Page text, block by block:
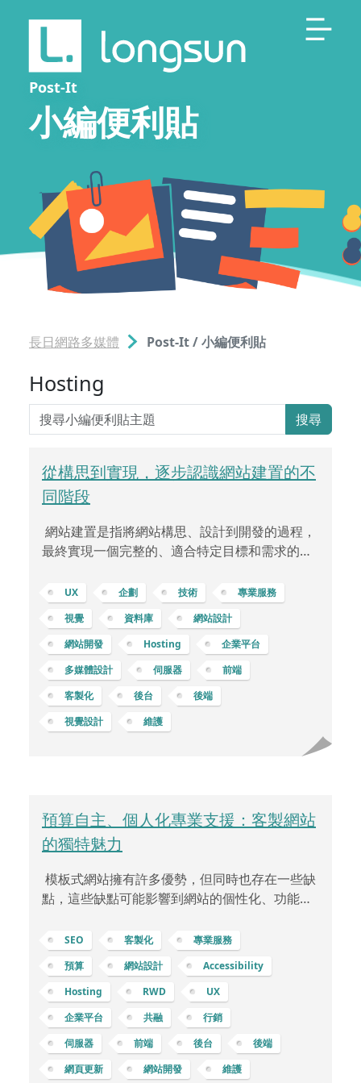
Post-It
小編便利貼
長日網路多媒體 Post-It / 小編便利貼
Hosting
搜尋
從構思到實現，逐步認識網站建置的不
同階段
網站建置是指將網站構思、設計到開發的過程，
最終實現一個完整的、適合特定目標和需求的網
終網站上線的各種階段。通常在網站建置前，需
要先定義網站的目標和需求。這包括了確定網站
的受眾、功能、內容和結構。隨之，網站設計師
將根據這些需求和目標，開始設計網站的外觀和
使用者體驗。這包括了視覺風格、導航、排版、
圖形和互動元素等方面。一旦設計確定，開發團
隊開始進行網站的實體構建。前端開發人員負責
建立網站的使用者界面，後端開發人員則負責伺
UX 企劃 技術
專業服務
視覺
資料庫
網站設計
網站開發
Hosting
企業平台
多媒體設計
伺服器
前端
客製化
後台
後端
視覺設計
維護
預算自主、個人化專業支援：客製網站
的獨特魅力
模板式網站擁有許多優勢，但同時也存在一些缺
點，這些缺點可能影響到網站的個性化、功能性
可能會受限於樣式和配置的固定模板，因此在設
計上缺乏獨特性，難以突顯獨特的品牌風格和形
象。限制自定義功能：雖然許多模板提供了一些
基本功能，但當企業或個人需要特定的功能時，
模板的靈活性和自定義能力可能會受到限制。可
能存在性能問題：一些模板可能包含大量不必要
的代碼或功能，導致網站載入速度變慢，這可能
會影響使用者體驗和搜尋引擎排名。更新和支援
SEO 客製化
專業服務
預算
網站設計
Accessibility
Hosting
RWD
UX
企業平台
共融
行銷
伺服器
前端 後台
後端
網頁更新
網站開發 維護